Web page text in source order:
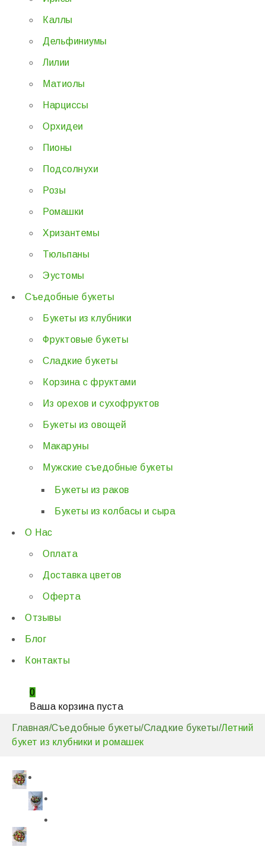
Каллы
Дельфиниумы
Лилии
Матиолы
Нарциссы
Орхидеи
Пионы
Подсолнухи
Розы
Ромашки
Хризантемы
Тюльпаны
Эустомы
Съедобные букеты
Букеты из клубники
Фруктовые букеты
Сладкие букеты
Корзина с фруктами
Из орехов и сухофруктов
Букеты из овощей
Макаруны
Мужские съедобные букеты
Букеты из раков
Букеты из колбасы и сыра
О Нас
Оплата
Доставка цветов
Оферта
Отзывы
Блог
Контакты
0
Ваша корзина пуста
Главная/Съедобные букеты/Сладкие букеты/Летний
букет из клубники и ромашек